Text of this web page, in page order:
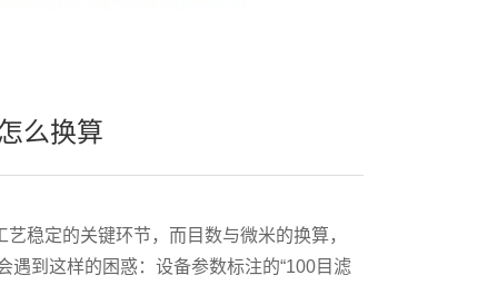
么换算
稳定的关键环节，而目数与微米的换算，
遇到这样的困惑：设备参数标注的“100目滤